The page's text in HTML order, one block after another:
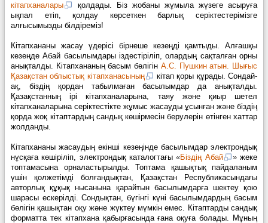
кітапханалары
қолдады. Біз жобаны жұмыла жүзеге асыруға
ықпал етіп, қолдау көрсеткен барлық серіктестерімізге
алғысымызды білдіреміз!
Кітапхананы жасау үдерісі бірнеше кезеңді қамтыды. Алғашқы
кезеңде Абай басылымдары іздестіріліп, олардың сақталған орны
анықталды. Кітапхананың басым бөлігін А.С. Пушкин атын. Шығыс
Қазақстан облыстық кітапханасының
кітап қоры құрады. Сондай-
ақ, біздің қордан табылмаған басылымдар да анықталды.
Қазақстанның ірі кітапханаларына, таяу және қиыр шетел
кітапханаларына серіктестікте жұмыс жасауды ұсынған және біздің
қорда жоқ кітаптардың сандық көшірмесін берулерін өтінген хаттар
жолданды.
Кітапхананы жасаудың екінші кезеңінде басылымдар электрондық
нұсқаға көшіріліп, электрондық каталогтағы «Біздің Абай »жеке
топтамасына орналастырылды. Топтама қашықтық пайдаланым
үшін қолжетімді болғандықтан, Қазақстан Республикасындағы
авторлық құқық нысанына қарайтын басылымдарға шектеу қою
шарасы ескерілді. Сондықтан, бүгінгі күні басылымдардың басым
бөлігін қашықтан оқу және жүктеу мүмкін емес. Кітаптарды сандық
форматта тек кітапхана қабырғасында ғана оқуға болады. Мұның